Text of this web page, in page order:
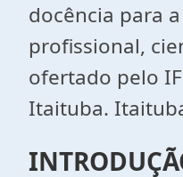
docência para
profissional,
ofertado pelo
Itaituba.